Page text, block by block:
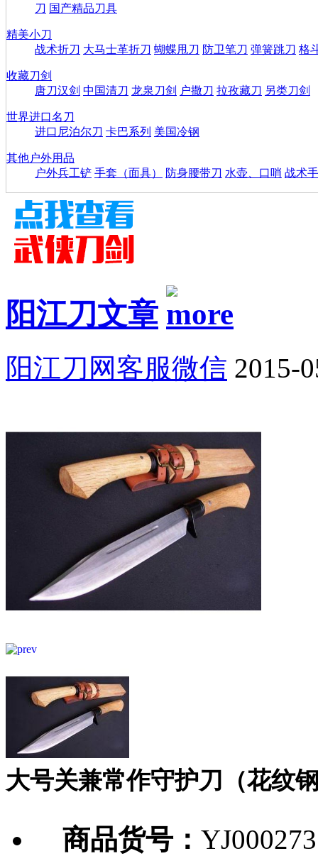
刀 国产精品刀具
精美小刀
战术折刀 大马士革折刀 蝴蝶甩刀 防卫笔刀 弹簧跳刀 格
收藏刀剑
唐刀汉剑 中国清刀 龙泉刀剑 户撒刀 拉孜藏刀 另类刀剑
世界进口名刀
进口尼泊尔刀 卡巴系列 美国冷钢
其他户外用品
户外兵工铲 手套（面具） 防身腰带刀 水壶、口哨 战术
阳江刀文章
阳江刀网客服微信 2015-
大号关兼常作守护刀（花纹
商品货号： YJ000273